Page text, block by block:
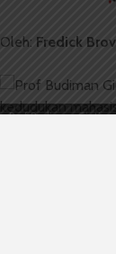
Oleh: Fredick
Prof Budiman